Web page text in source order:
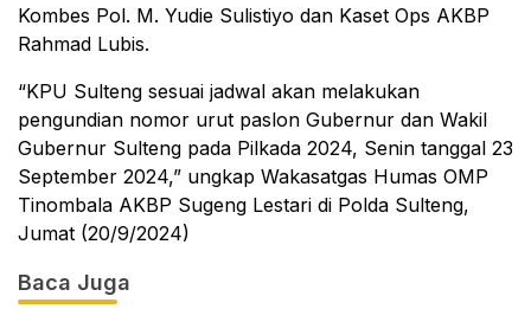
Kombes Pol. M. Yudie Sulistiyo dan Kaset Ops AKBP
Rahmad Lubis.
“KPU Sulteng sesuai jadwal akan melakukan
pengundian nomor urut paslon Gubernur dan Wakil
Gubernur Sulteng pada Pilkada 2024, Senin tanggal 23
September 2024,” ungkap Wakasatgas Humas OMP
Tinombala AKBP Sugeng Lestari di Polda Sulteng,
Jumat (20/9/2024)
Baca Juga